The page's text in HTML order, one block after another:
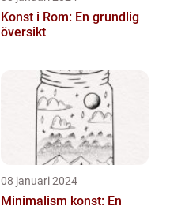
Konst i Rom: En grundlig
översikt
08 januari 2024
Minimalism konst: En